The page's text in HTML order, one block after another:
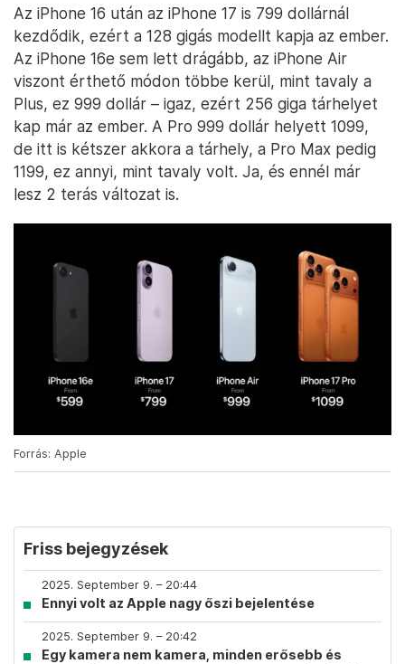
Az iPhone 16 után az iPhone 17 is 799 dollárnál
kezdődik, ezért a 128 gigás modellt kapja az ember.
Az iPhone 16e sem lett drágább, az iPhone Air
viszont érthető módon többe kerül, mint tavaly a
Plus, ez 999 dollár – igaz, ezért 256 giga tárhelyet
kap már az ember. A Pro 999 dollár helyett 1099,
de itt is kétszer akkora a tárhely, a Pro Max pedig
1199, ez annyi, mint tavaly volt. Ja, és ennél már
lesz 2 terás változat is.
Forrás: Apple
Friss bejegyzések
2025. September 9. – 20:44
Ennyi volt az Apple nagy őszi bejelentése
2025. September 9. – 20:42
Egy kamera nem kamera, minden erősebb és